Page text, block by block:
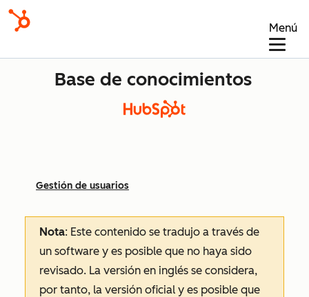
Menú
Base de conocimientos
Gestión de usuarios
Nota: Este contenido se tradujo a través de
un software y es posible que no haya sido
revisado. La versión en inglés se considera,
por tanto, la versión oficial y es posible que